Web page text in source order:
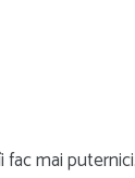
mai